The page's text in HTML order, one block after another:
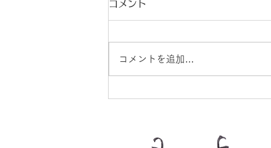
受付開始♪
コメント
コメントを追加…